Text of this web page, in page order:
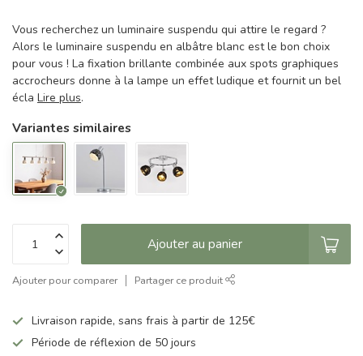
Vous recherchez un luminaire suspendu qui attire le regard ?
Alors le luminaire suspendu en albâtre blanc est le bon choix
pour vous ! La fixation brillante combinée aux spots graphiques
accrocheurs donne à la lampe un effet ludique et fournit un bel
écla Lire plus.
Variantes similaires
Ajouter au panier
Ajouter pour comparer Partager ce produit
Livraison rapide, sans frais à partir de 125€
Période de réflexion de 50 jours